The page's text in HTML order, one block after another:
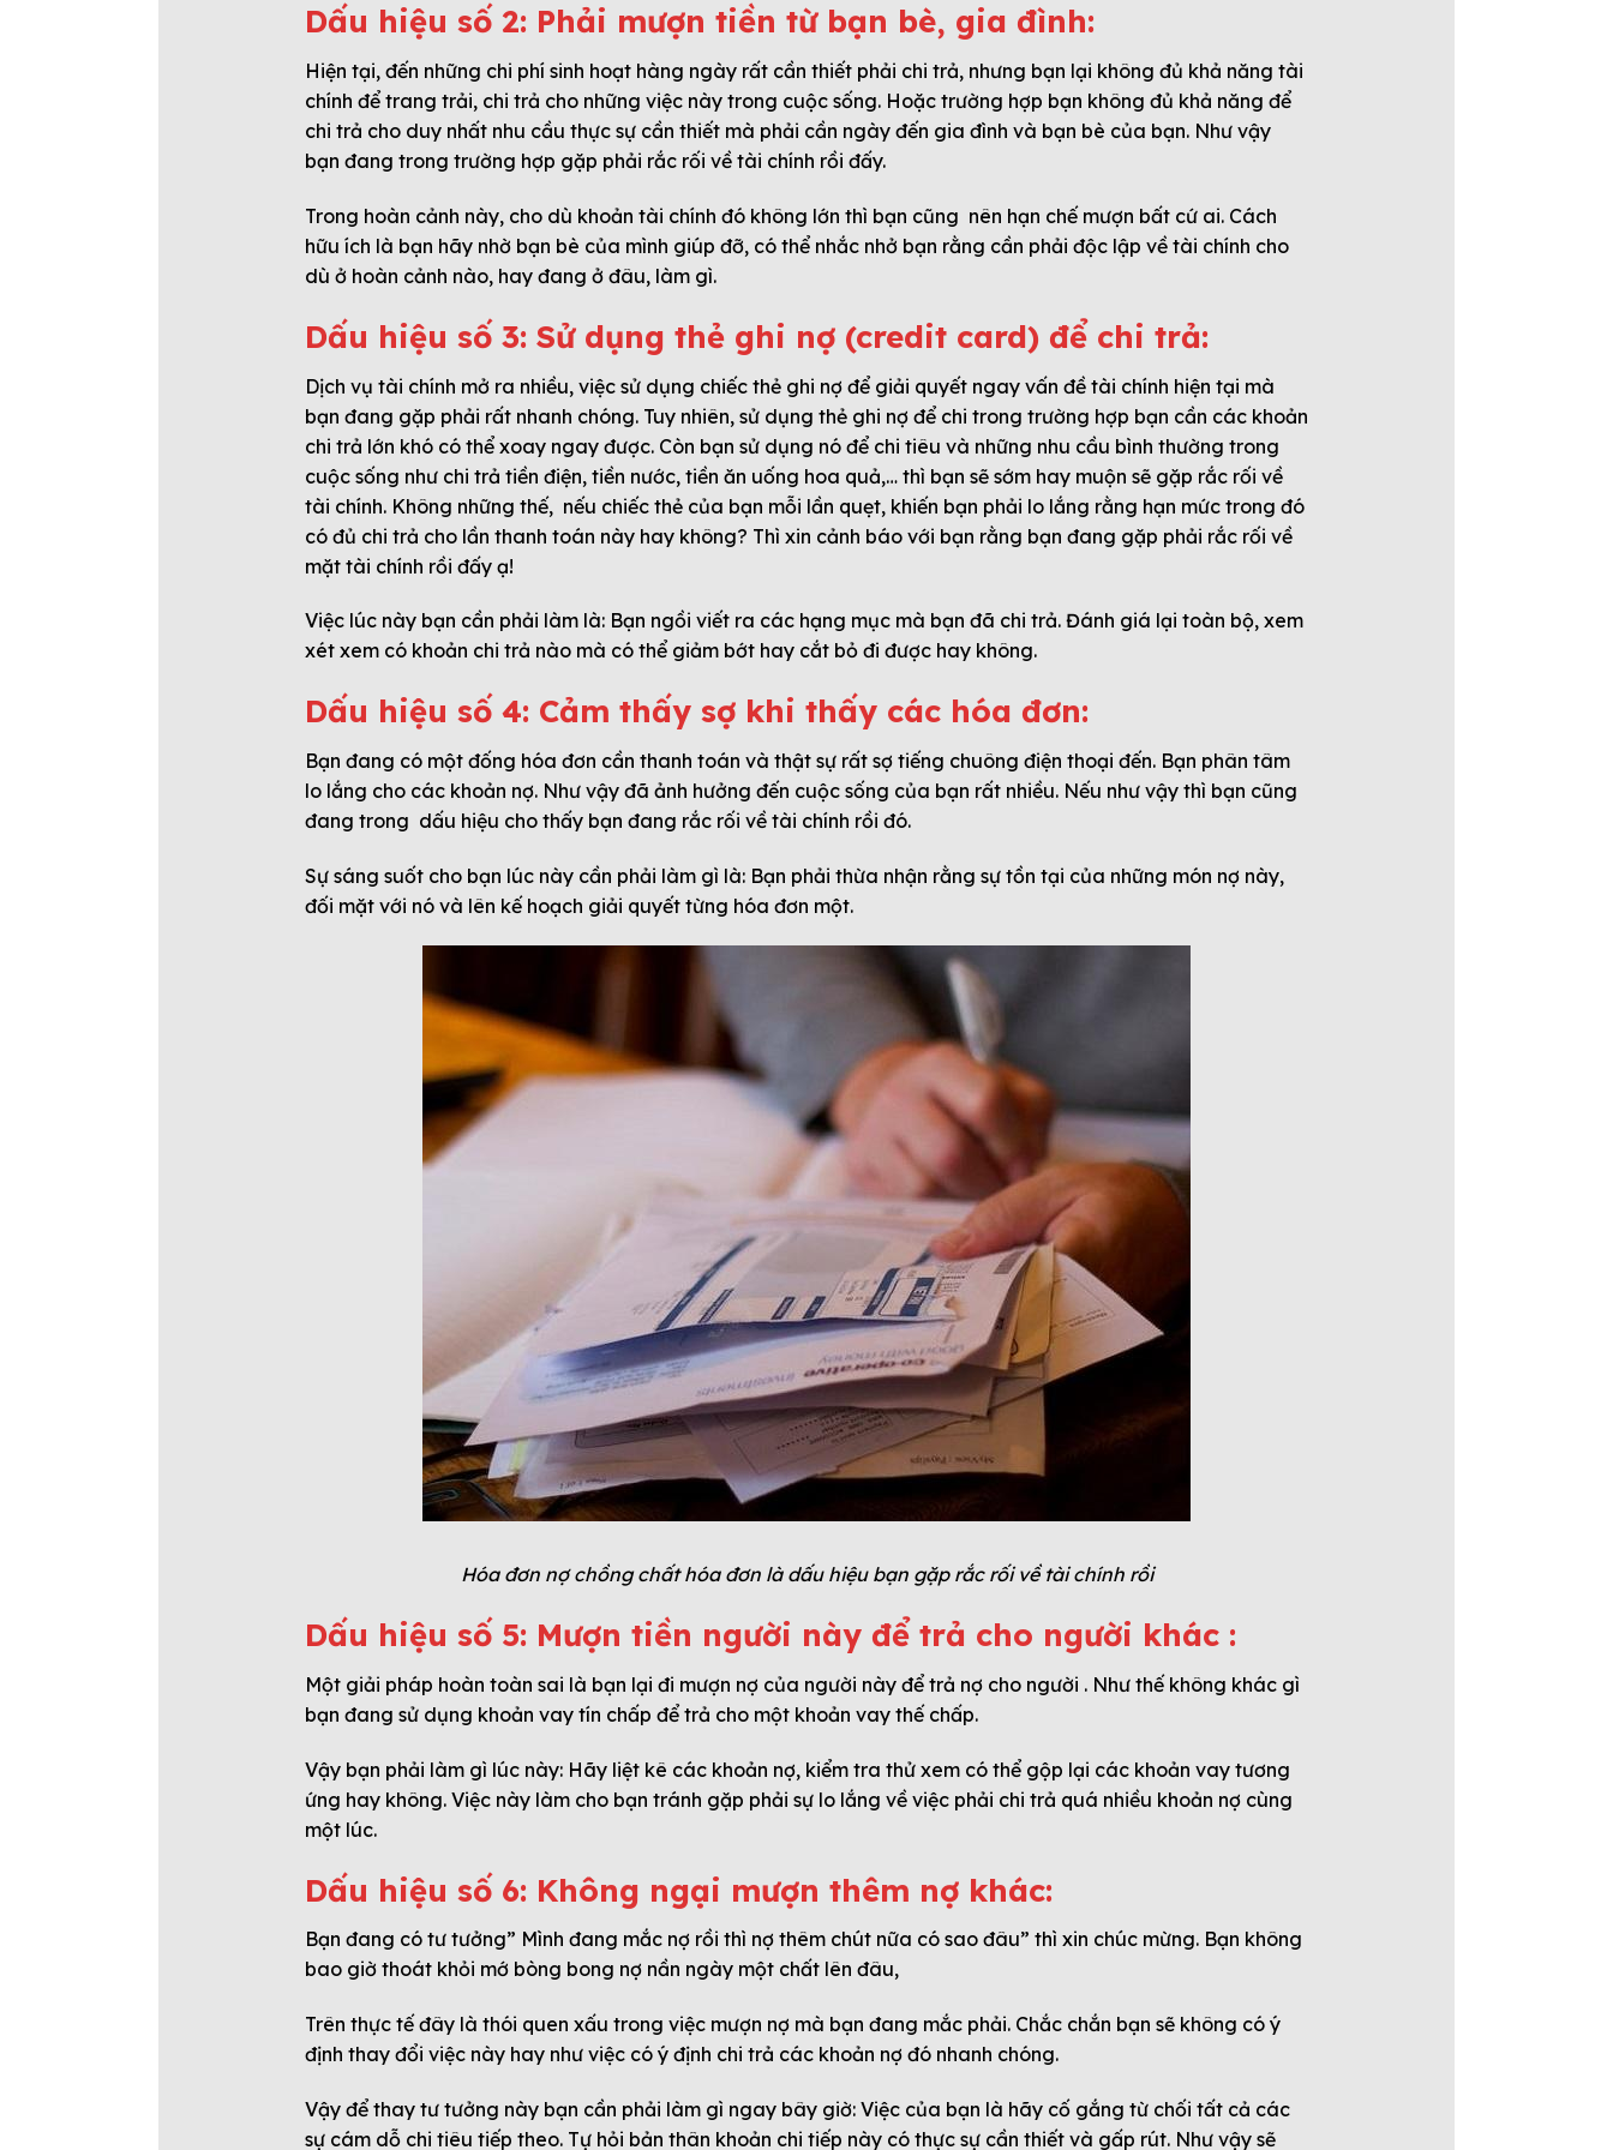
Dấu hiệu số 2: Phải mượn tiền từ bạn bè, gia đình:
Hiện tại, đến những chi phí sinh hoạt hàng ngày rất cần thiết phải chi trả, nhưng bạn lại không đủ khả năng tài
chính để trang trải, chi trả cho những việc này trong cuộc sống. Hoặc trường hợp bạn không đủ khả năng để
chi trả cho duy nhất nhu cầu thực sự cần thiết mà phải cần ngày đến gia đình và bạn bè của bạn. Như vậy
bạn đang trong trường hợp gặp phải rắc rối về tài chính rồi đấy.
Trong hoàn cảnh này, cho dù khoản tài chính đó không lớn thì bạn cũng nên hạn chế mượn bất cứ ai. Cách
hữu ích là bạn hãy nhờ bạn bè của mình giúp đỡ, có thể nhắc nhở bạn rằng cần phải độc lập về tài chính cho
dù ở hoàn cảnh nào, hay đang ở đâu, làm gì.
Dấu hiệu số 3: Sử dụng thẻ ghi nợ (credit card) để chi trả:
Dịch vụ tài chính mở ra nhiều, việc sử dụng chiếc thẻ ghi nợ để giải quyết ngay vấn đề tài chính hiện tại mà
bạn đang gặp phải rất nhanh chóng. Tuy nhiên, sử dụng thẻ ghi nợ để chi trong trường hợp bạn cần các khoản
chi trả lớn khó có thể xoay ngay được. Còn bạn sử dụng nó để chi tiêu và những nhu cầu bình thường trong
cuộc sống như chi trả tiền điện, tiền nước, tiền ăn uống hoa quả,… thì bạn sẽ sớm hay muộn sẽ gặp rắc rối về
tài chính. Không những thế, nếu chiếc thẻ của bạn mỗi lần quẹt, khiến bạn phải lo lắng rằng hạn mức trong đó
có đủ chi trả cho lần thanh toán này hay không? Thì xin cảnh báo với bạn rằng bạn đang gặp phải rắc rối về
mặt tài chính rồi đấy ạ!
Việc lúc này bạn cần phải làm là: Bạn ngồi viết ra các hạng mục mà bạn đã chi trả. Đánh giá lại toàn bộ, xem
xét xem có khoản chi trả nào mà có thể giảm bớt hay cắt bỏ đi được hay không.
Dấu hiệu số 4: Cảm thấy sợ khi thấy các hóa đơn:
Bạn đang có một đống hóa đơn cần thanh toán và thật sự rất sợ tiếng chuông điện thoại đến. Bạn phân tâm
lo lắng cho các khoản nợ. Như vậy đã ảnh hưởng đến cuộc sống của bạn rất nhiều. Nếu như vậy thì bạn cũng
đang trong dấu hiệu cho thấy bạn đang rắc rối về tài chính rồi đó.
Sự sáng suốt cho bạn lúc này cần phải làm gì là: Bạn phải thừa nhận rằng sự tồn tại của những món nợ này,
đối mặt với nó và lên kế hoạch giải quyết từng hóa đơn một.
Hóa đơn nợ chồng chất hóa đơn là dấu hiệu bạn gặp rắc rối về tài chính rồi
Dấu hiệu số 5: Mượn tiền người này để trả cho người khác :
Một giải pháp hoàn toàn sai là bạn lại đi mượn nợ của người này để trả nợ cho người . Như thế không khác gì
bạn đang sử dụng khoản vay tín chấp để trả cho một khoản vay thế chấp.
Vậy bạn phải làm gì lúc này: Hãy liệt kê các khoản nợ, kiểm tra thử xem có thể gộp lại các khoản vay tương
ứng hay không. Việc này làm cho bạn tránh gặp phải sự lo lắng về việc phải chi trả quá nhiều khoản nợ cùng
một lúc.
Dấu hiệu số 6: Không ngại mượn thêm nợ khác:
Bạn đang có tư tưởng” Mình đang mắc nợ rồi thì nợ thêm chút nữa có sao đâu” thì xin chúc mừng. Bạn không
bao giờ thoát khỏi mớ bòng bong nợ nần ngày một chất lên đâu,
Trên thực tế đây là thói quen xấu trong việc mượn nợ mà bạn đang mắc phải. Chắc chắn bạn sẽ không có ý
định thay đổi việc này hay như việc có ý định chi trả các khoản nợ đó nhanh chóng.
Vậy để thay tư tưởng này bạn cần phải làm gì ngay bây giờ: Việc của bạn là hãy cố gắng từ chối tất cả các
sự cám dỗ chi tiêu tiếp theo. Tự hỏi bản thân khoản chi tiếp này có thực sự cần thiết và gấp rút. Như vậy sẽ